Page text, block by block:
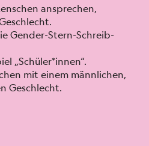
ansprechen,
Gen­der-Stern-Schreib­
„Schüler*innen“.
mit einem männlichen,
Geschlecht.